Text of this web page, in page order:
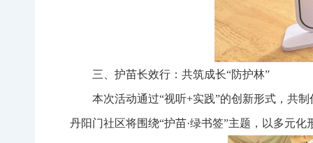
三、护苗长效行：共筑成长“防护林”
本次活动通过“视听+实践”的创新形式，共
丹阳门社区将围绕“护苗·绿书签”主题，以多元